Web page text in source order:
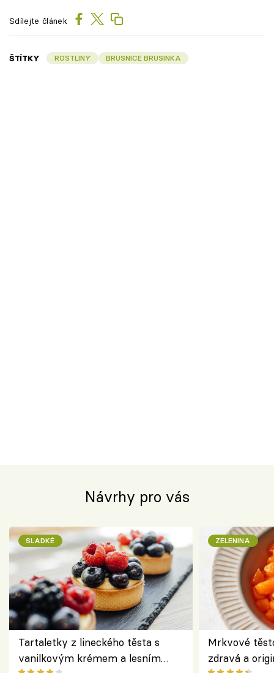
Sdílejte článek
ŠTÍTKY ROSTLINY BRUSNICE BRUSINKA
Návrhy pro vás
SLADKÉ
Tartaletky z lineckého těsta s
vanilkovým krémem a lesním
ZELENINA
Mrkvové
zdravá a